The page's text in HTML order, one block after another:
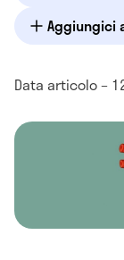
Aggiungici
Data articolo –